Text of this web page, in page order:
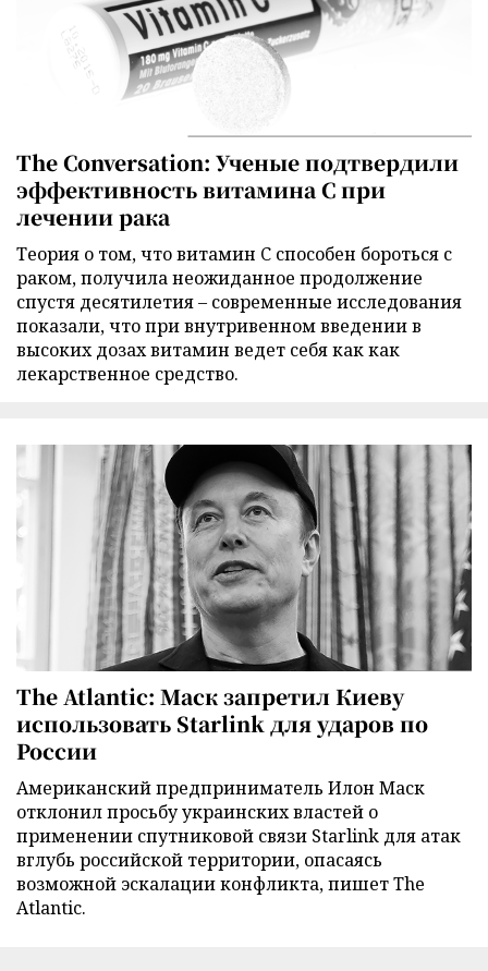
The Conversation: Ученые подтвердили
эффективность витамина C при
лечении рака
Теория о том, что витамин C способен бороться с
раком, получила неожиданное продолжение
спустя десятилетия – современные исследования
показали, что при внутривенном введении в
высоких дозах витамин ведет себя как как
лекарственное средство.
The Atlantic: Маск запретил Киеву
использовать Starlink для ударов по
России
Американский предприниматель Илон Маск
отклонил просьбу украинских властей о
применении спутниковой связи Starlink для атак
вглубь российской территории, опасаясь
возможной эскалации конфликта, пишет The
Atlantic.